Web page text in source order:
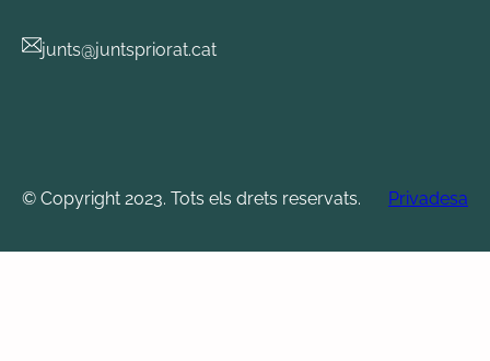
junts@juntspriorat.cat
© Copyright 2023. Tots els drets reservats. Privadesa